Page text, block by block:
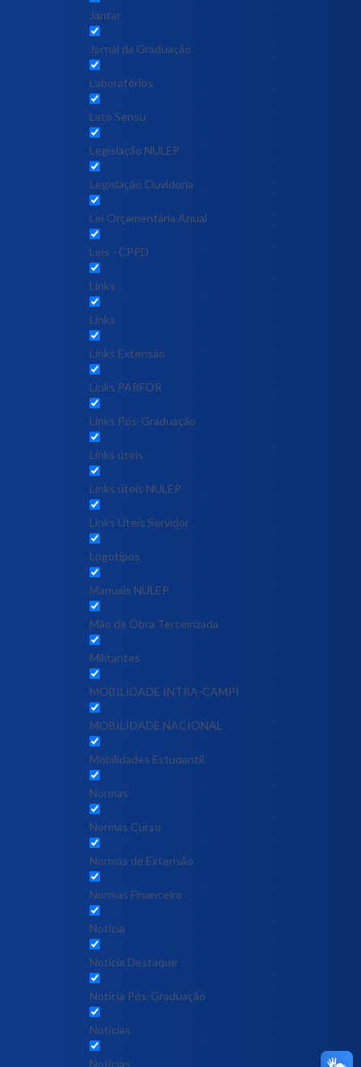
Jantar
Jornal da Graduação
Laboratórios
Lato Sensu
Legislação NULEP
Legislação Ouvidoria
Lei Orçamentária Anual
Leis - CPPD
Links
Links
Links Extensão
Links PARFOR
Links Pós-Graduação
Links úteis
Links úteis NULEP
Links Úteis Servidor
Logotipos
Manuais NULEP
Mão de Obra Terceirizada
Militantes
MOBILIDADE INTRA-CAMPI
MOBILIDADE NACIONAL
Mobilidades Estudantil
Normas
Normas Curso
Normas de Extensão
Normas Financeiro
Notícia
Notícia Destaque
Noticia Pós-Graduação
Notícias
Notícias